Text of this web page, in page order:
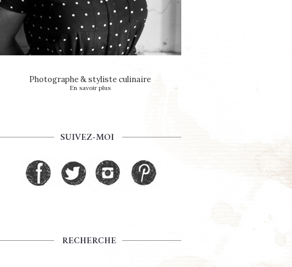
Photographe & styliste culinaire
En savoir plus